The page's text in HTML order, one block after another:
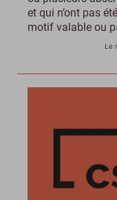
et qui n’ont pas
motif valable ou
Le